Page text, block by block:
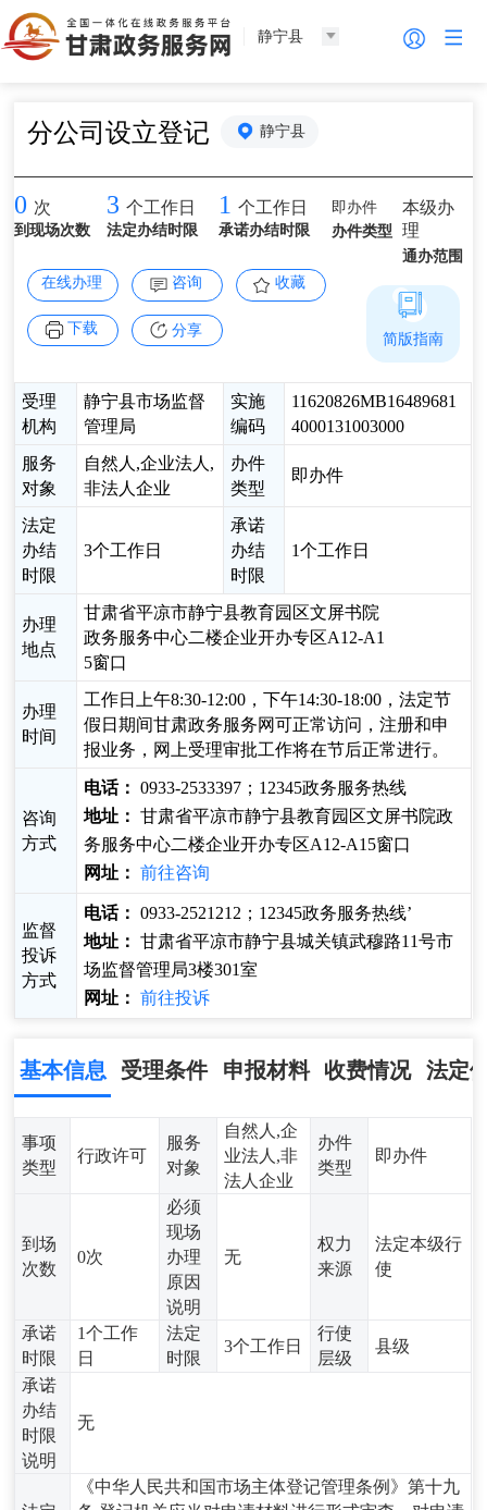
静宁县
分公司设立登记 静宁县
0 次
到现场次数
3 个工作日
法定办结时限
1 个工作日
承诺办结时限
即办件
办件类型
本级办
理
通办范围
在线办理
咨询 收藏
下载 分享
受理
机构
静宁县市场监督
管理局
实施
编码
11620826MB16489681
4000131003000
服务
对象
自然人,企业法人,
非法人企业
办件
类型
即办件
法定
办结
时限
3个工作日
承诺
办结
时限
1个工作日
办理
地点
甘肃省平凉市静宁县教育园区文屏书院
政务服务中心二楼企业开办专区A12-A1
5窗口
办理
时间
工作日上午8:30-12:00，下午14:30-18:00，法定节
假日期间甘肃政务服务网可正常访问，注册和申
报业务，网上受理审批工作将在节后正常进行。
咨询
方式
电话： 0933-2533397；12345政务服务热线
地址： 甘肃省平凉市静宁县教育园区文屏书院政
务服务中心二楼企业开办专区A12-A15窗口
网址： 前往咨询
监督
投诉
方式
电话： 0933-2521212；12345政务服务热线’
地址： 甘肃省平凉市静宁县城关镇武穆路11号市
场监督管理局3楼301室
网址： 前往投诉
简版指南
基本信息 受理条件 申报材料 收费情况 法定
事项
类型
行政许可
服务
对象
自然人,企
业法人,非
法人企业
办件
类型
即办件
到场
次数
0次
必须
现场
办理
原因
说明
无
权力
来源
法定本级行
使
承诺
时限
1个工作
日
法定
时限
3个工作日
行使
层级
县级
承诺
办结
时限
说明
无
《中华人民共和国市场主体登记管理条例》第十九